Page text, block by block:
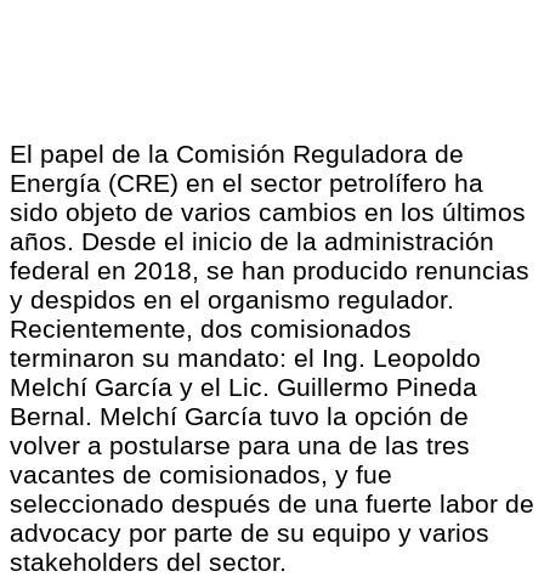
El papel de la Comisión Reguladora de
Energía (CRE) en el sector petrolífero ha
sido objeto de varios cambios en los últimos
años. Desde el inicio de la administración
federal en 2018, se han producido renuncias
y despidos en el organismo regulador.
Recientemente, dos comisionados
terminaron su mandato: el Ing. Leopoldo
Melchí García y el Lic. Guillermo Pineda
Bernal. Melchí García tuvo la opción de
volver a postularse para una de las tres
vacantes de comisionados, y fue
seleccionado después de una fuerte labor de
advocacy por parte de su equipo y varios
stakeholders del sector.